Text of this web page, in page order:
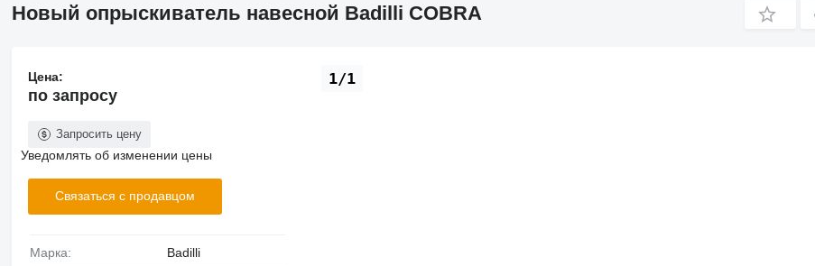
Новый опрыскиватель навесной Badilli COBRA
1/1
Цена:
по запросу
Запросить цену
Уведомлять об изменении цены
Связаться с продавцом
Марка: Badilli